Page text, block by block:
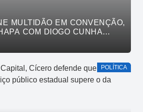
MULTIDÃO EM CONVENÇÃO,
COM DIOGO CUNHA
E ANDRÉ GADELHA E
A DAR O PRÓXIMO
POLÍTICA